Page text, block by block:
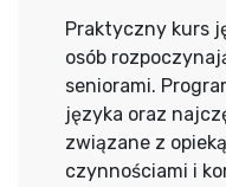
Praktyczny kurs
osób
seniorami.
języka oraz
związane z
czynnościami i